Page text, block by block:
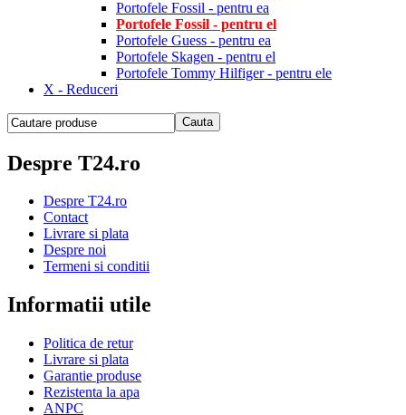
Portofele Fossil - pentru ea
Portofele Fossil - pentru el
Portofele Guess - pentru ea
Portofele Skagen - pentru el
Portofele Tommy Hilfiger - pentru ele
X - Reduceri
Despre T24.ro
Despre T24.ro
Contact
Livrare si plata
Despre noi
Termeni si conditii
Informatii utile
Politica de retur
Livrare si plata
Garantie produse
Rezistenta la apa
ANPC